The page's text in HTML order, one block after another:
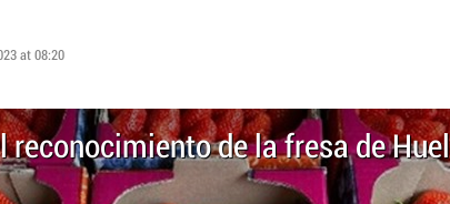
at 08:20
reconocimiento de la fresa de